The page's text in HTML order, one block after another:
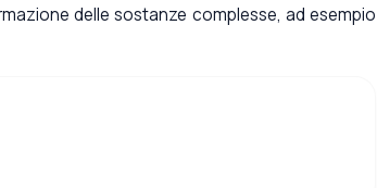
delle sostanze complesse, ad esempio